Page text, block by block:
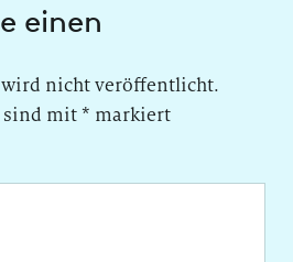
einen
wird nicht veröffentlicht.
sind mit* markiert